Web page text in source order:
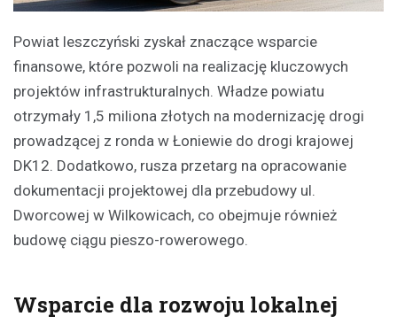
Powiat leszczyński zyskał znaczące wsparcie
finansowe, które pozwoli na realizację kluczowych
projektów infrastrukturalnych. Władze powiatu
otrzymały 1,5 miliona złotych na modernizację drogi
prowadzącej z ronda w Łoniewie do drogi krajowej
DK12. Dodatkowo, rusza przetarg na opracowanie
dokumentacji projektowej dla przebudowy ul.
Dworcowej w Wilkowicach, co obejmuje również
budowę ciągu pieszo-rowerowego.
Wsparcie dla rozwoju lokalnej